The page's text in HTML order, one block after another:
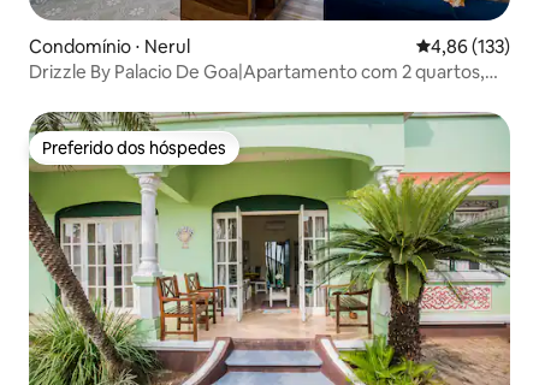
Condomínio ⋅ Nerul 4,86 de uma
4,86 (133)
Drizzle By Palacio De Goa|Apartamento com 2 quartos,
Preferido dos hóspedes
Preferido dos hóspedes